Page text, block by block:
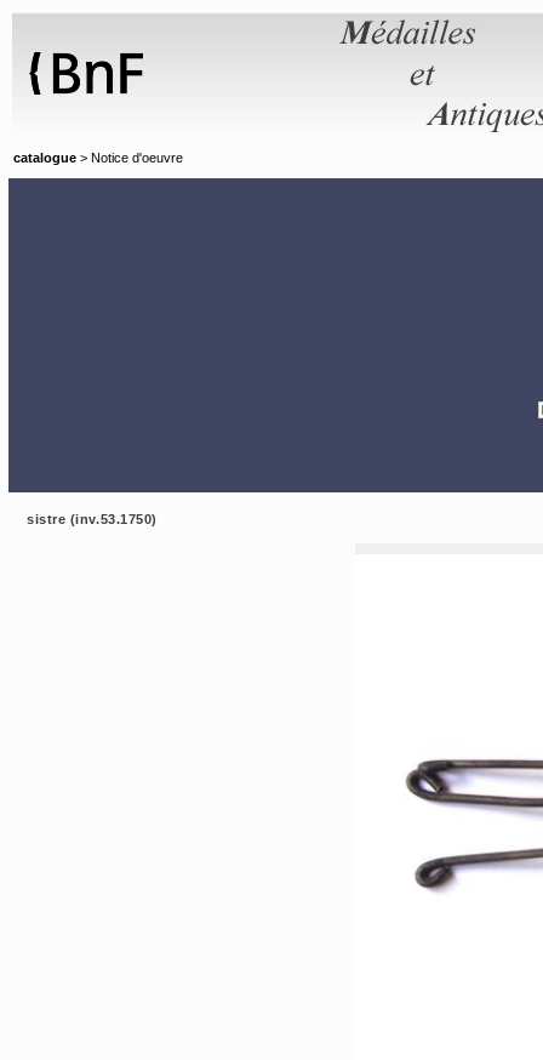
catalogue > Notice d'oeuvre
sistre (inv.53.1750)